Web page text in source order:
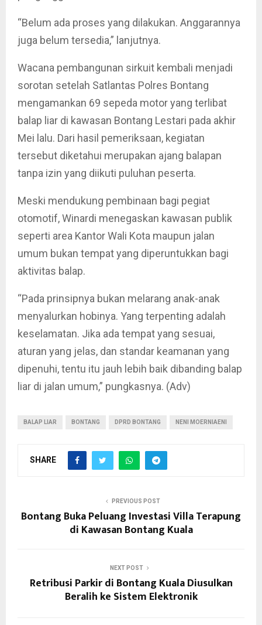
“Belum ada proses yang dilakukan. Anggarannya
juga belum tersedia,” lanjutnya.
Wacana pembangunan sirkuit kembali menjadi
sorotan setelah Satlantas Polres Bontang
mengamankan 69 sepeda motor yang terlibat
balap liar di kawasan Bontang Lestari pada akhir
Mei lalu. Dari hasil pemeriksaan, kegiatan
tersebut diketahui merupakan ajang balapan
tanpa izin yang diikuti puluhan peserta.
Meski mendukung pembinaan bagi pegiat
otomotif, Winardi menegaskan kawasan publik
seperti area Kantor Wali Kota maupun jalan
umum bukan tempat yang diperuntukkan bagi
aktivitas balap.
“Pada prinsipnya bukan melarang anak-anak
menyalurkan hobinya. Yang terpenting adalah
keselamatan. Jika ada tempat yang sesuai,
aturan yang jelas, dan standar keamanan yang
dipenuhi, tentu itu jauh lebih baik dibanding balap
liar di jalan umum,” pungkasnya. (Adv)
BALAP LIAR BONTANG DPRD BONTANG NENI MOERNIAENI
SHARE
PREVIOUS POST
Bontang Buka Peluang Investasi Villa Terapung
di Kawasan Bontang Kuala
NEXT POST
Retribusi Parkir di Bontang Kuala Diusulkan
Beralih ke Sistem Elektronik